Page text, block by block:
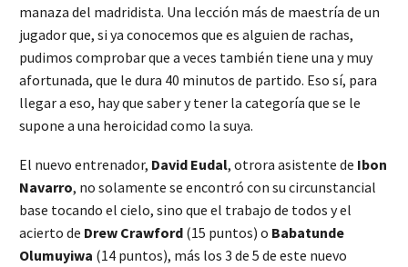
manaza del madridista. Una lección más de maestría de un
jugador que, si ya conocemos que es alguien de rachas,
pudimos comprobar que a veces también tiene una y muy
afortunada, que le dura 40 minutos de partido. Eso sí, para
llegar a eso, hay que saber y tener la categoría que se le
supone a una heroicidad como la suya.
El nuevo entrenador, David Eudal, otrora asistente de Ibon
Navarro, no solamente se encontró con su circunstancial
base tocando el cielo, sino que el trabajo de todos y el
acierto de Drew Crawford (15 puntos) o Babatunde
Olumuyiwa (14 puntos), más los 3 de 5 de este nuevo